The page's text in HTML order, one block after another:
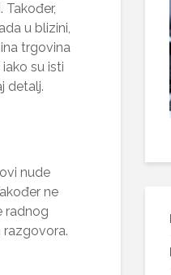
Također,
u blizini,
trgovina
su isti
detalj.
nude
ne
radnog